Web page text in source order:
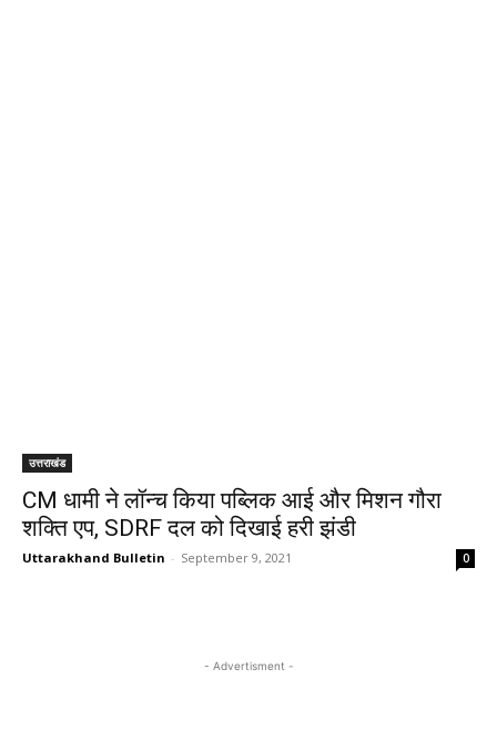
उत्तराखंड
CM धामी ने लॉन्च किया पब्लिक आई और मिशन गौरा
शक्ति एप, SDRF दल को दिखाई हरी झंडी
Uttarakhand Bulletin - September 9, 2021 0
- Advertisment -